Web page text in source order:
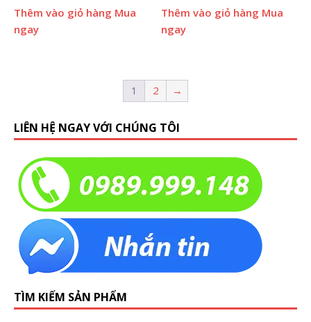
Thêm vào giỏ hàng Mua
ngay
Thêm vào giỏ hàng Mua
ngay
1 2 →
LIÊN HỆ NGAY VỚI CHÚNG TÔI
TÌM KIẾM SẢN PHẨM